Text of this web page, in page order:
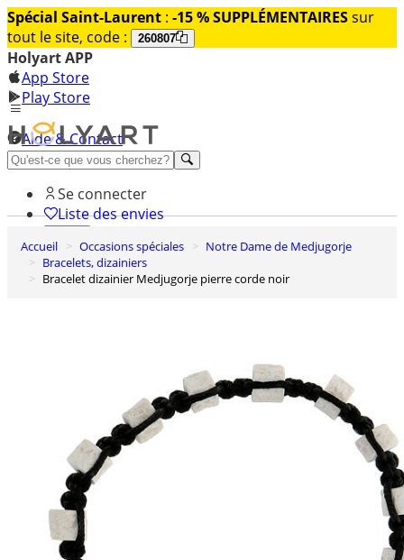
Spécial Saint-Laurent : -15 % SUPPLÉMENTAIRESsur
tout le site, code :
260807
Holyart APP
App Store
Play Store
Aide & Contact
Découvrez Premium
Se connecter
Liste des envies
0
Panier
Accueil Occasions spéciales
Notre Dame de Medjugorje
Bracelets, dizainiers
Bracelet dizainier Medjugorje pierre corde noir